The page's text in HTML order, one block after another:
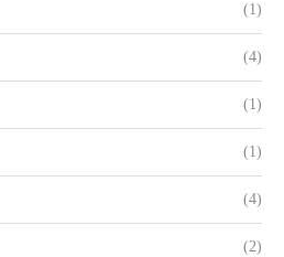
(1)
(4)
(1)
(1)
(4)
(2)